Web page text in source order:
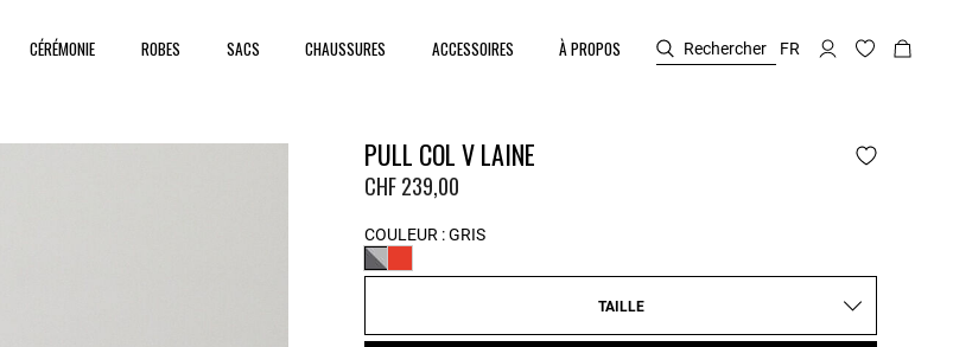
CÉRÉMONIE ROBES SACS CHAUSSURES ACCESSOIRES À PROPOS Rechercher FR
PULL COL V LAINE
CHF 239,00
COULEUR :GRIS
TAILLE